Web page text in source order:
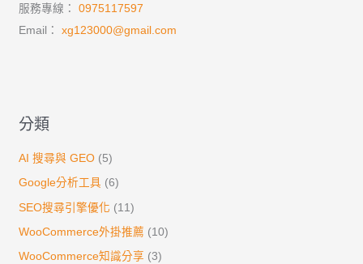
服務專線：0975117597
Email：xg123000@gmail.com
分類
AI 搜尋與 GEO (5)
Google分析工具 (6)
SEO搜尋引擎優化 (11)
WooCommerce外掛推薦 (10)
WooCommerce知識分享 (3)